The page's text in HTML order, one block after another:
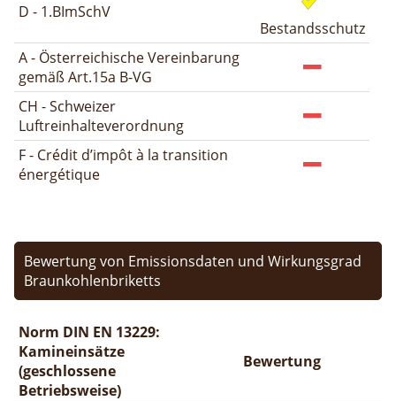
D - 1.BImSchV
Bestandsschutz
A - Österreichische Vereinbarung
gemäß Art.15a B-VG
CH - Schweizer
Luftreinhalteverordnung
F - Crédit d’impôt à la transition
énergétique
Bewertung von Emissionsdaten und Wirkungsgrad
Braunkohlenbriketts
Norm DIN EN 13229:
Kamineinsätze
(geschlossene
Betriebsweise)
Bewertung